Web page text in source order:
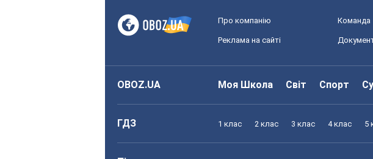
Про компанію Команда
Реклама на сайті
OBOZ.UA Моя Школа Світ Спорт
ГДЗ 1 клас 2 клас 3 клас 4 клас 5